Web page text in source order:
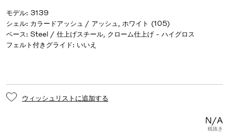
モデル: 3139
シェル: カラードアッシュ / アッシュ, ホワイト (105)
ベース: Steel / 仕上げスチール, クローム仕上げ - ハイグロス
フェルト付きグライド: いいえ
ウィッシュリストに追加する
N/A
税抜き